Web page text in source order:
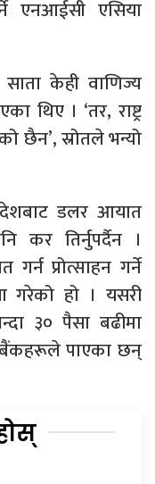
एनआईसी एसिया
केही वाणिज्य
थिए । ‘तर, राष्ट्र
छैन’, स्रोतले भन्यो
डलर आयात
कर तिर्नुपर्दैन ।
प्रोत्साहन गर्ने
गरेको हो । यसरी
३० पैसा बढीमा
बैंकहरूले पाएका छन्